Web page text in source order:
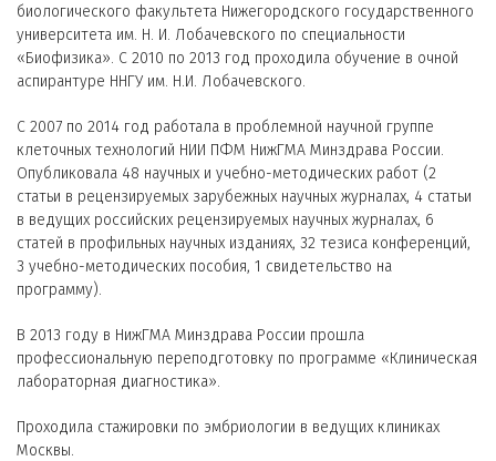
биологического факультета Нижегородского государственного
университета им. Н. И. Лобачевского по специальности
«Биофизика». С 2010 по 2013 год проходила обучение в очной
аспирантуре ННГУ им. Н.И. Лобачевского.
C 2007 по 2014 год работала в проблемной научной группе
клеточных технологий НИИ ПФМ НижГМА Минздрава России.
Опубликовала 48 научных и учебно-методических работ (2
статьи в рецензируемых зарубежных научных журналах, 4 статьи
в ведущих российских рецензируемых научных журналах, 6
статей в профильных научных изданиях, 32 тезиса конференций,
3 учебно-методических пособия, 1 свидетельство на
программу).
В 2013 году в НижГМА Минздрава России прошла
профессиональную переподготовку по программе «Клиническая
лабораторная диагностика».
Проходила стажировки по эмбриологии в ведущих клиниках
Москвы.